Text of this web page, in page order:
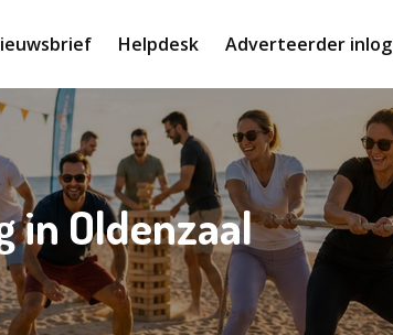
Helpdesk Adverteerder inlog
in Oldenzaal